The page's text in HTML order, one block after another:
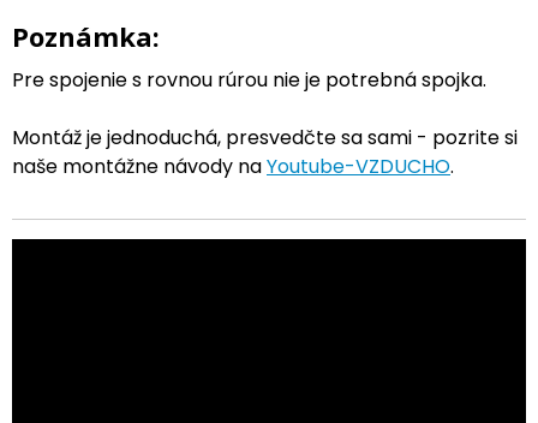
Poznámka:
Pre spojenie s rovnou rúrou nie je potrebná spojka.
Montáž je jednoduchá, presvedčte sa sami - pozrite si
naše montážne návody naYoutube-VZDUCHO.